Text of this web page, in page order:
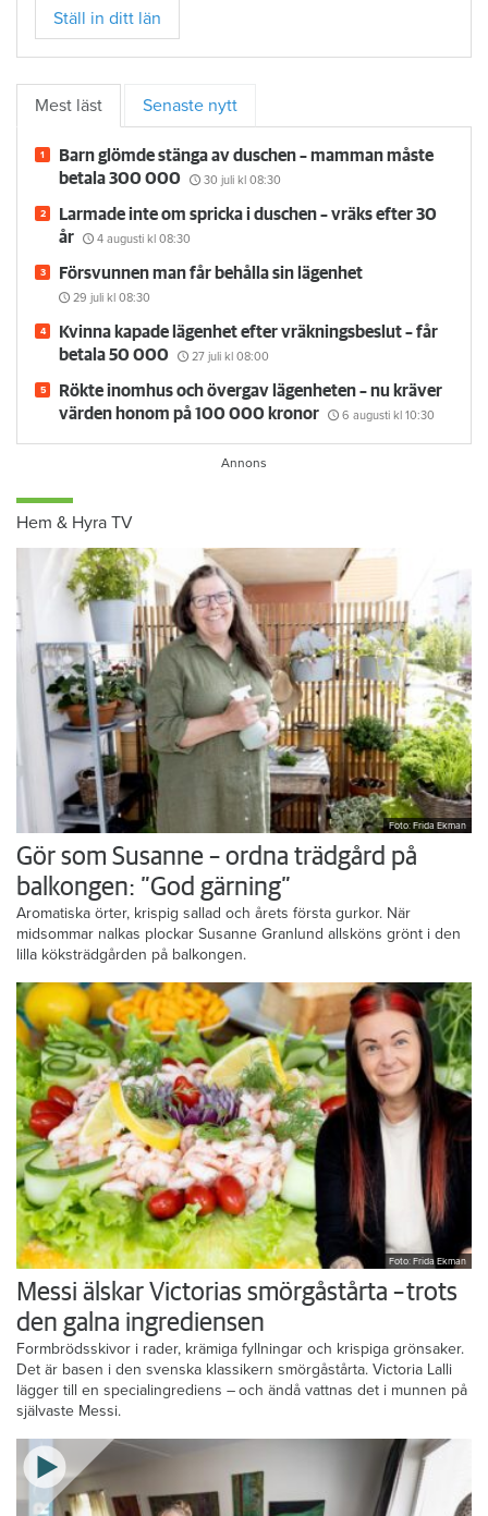
Ställ in ditt län
Mest läst Senaste nytt
Barn glömde stänga av duschen – mamman måste
betala 300 000
30 juli kl 08:30
Larmade inte om spricka i duschen – vräks efter 30
år
4 augusti kl 08:30
Försvunnen man får behålla sin lägenhet
29 juli kl 08:30
Kvinna kapade lägenhet efter vräkningsbeslut – får
betala 50 000
27 juli kl 08:00
Rökte inomhus och övergav lägenheten – nu kräver
värden honom på 100 000 kronor
6 augusti kl 10:30
Hem & Hyra TV
Foto: Frida Ekman
Gör som Susanne – ordna trädgård på
balkongen: ”God gärning”
Aromatiska örter, krispig sallad och årets första gurkor. När
midsommar nalkas plockar Susanne Granlund allsköns grönt i den
lilla köksträdgården på balkongen.
Foto: Frida Ekman
Messi älskar Victorias smörgåstårta – trots
den galna ingrediensen
Formbrödsskivor i rader, krämiga fyllningar och krispiga grönsaker.
Det är basen i den svenska klassikern smörgåstårta. Victoria Lalli
lägger till en specialingrediens – och ändå vattnas det i munnen på
självaste Messi.